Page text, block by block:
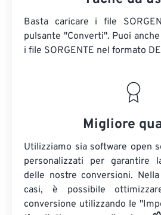
Basta caricare i file
pulsante "Converti". Puoi
i file SORGENTE nel formato
Migliore
Utilizziamo sia software open
personalizzati per garantire
delle nostre conversioni.
casi, è possibile
conversione utilizzando le